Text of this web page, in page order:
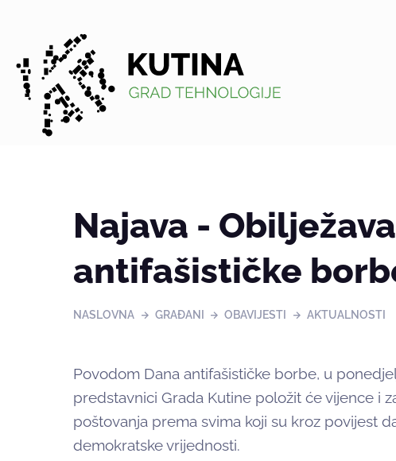
Kutina
Najava -
antifašističke
NASLOVNA GRAĐANI OBAVIJESTI AKTUALNOSTI
Povodom Dana antifašističke borbe, u
predstavnici Grada Kutine položit će vijence i
poštovanja prema svima koji su kroz povijest
demokratske vrijednosti.